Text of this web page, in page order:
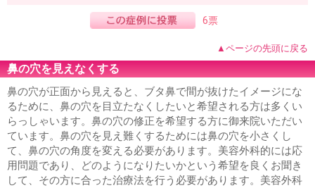
6票
▲ページの先頭に戻る
鼻の穴を見えなくする
鼻の穴が正面から見えると、ブタ鼻で間が抜けたイメージにな
るために、鼻の穴を目立たなくしたいと希望される方は多くい
らっしゃいます。鼻の穴の修正を希望する方に御来院いただい
ています。鼻の穴を見え難くするためには鼻の穴を小さくし
て、鼻の穴の角度を変える必要があります。美容外科的には応
用問題であり、どのようになりたいかという希望を良くお聞き
して、その方に合った治療法を行う必要があります。美容外科